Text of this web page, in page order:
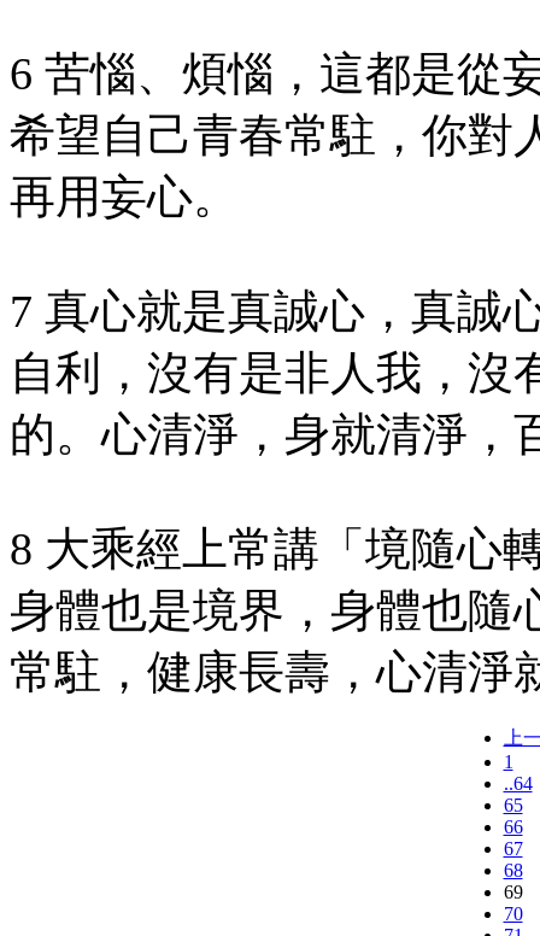
6 苦惱、煩惱，這都是從
希望自己青春常駐，你對
再用妄心。
7 真心就是真誠心，真誠
自利，沒有是非人我，沒
的。心清淨，身就清淨，
8 大乘經上常講「境隨心
身體也是境界，身體也隨
常駐，健康長壽，心清淨
上
1
..64
65
66
67
68
69
70